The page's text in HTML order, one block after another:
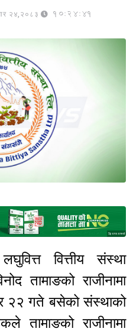
२४,२०८३ 10:24:41
Sponsored
वित्तीय संस्था
तामाङको राजीनामा
२२ गते बसेको संस्थाको
तामाङको राजीनामा